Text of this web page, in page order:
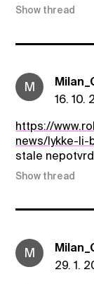
Show thread
M
16. 10.
https://
news/lykke-li-
stale
Show thread
M
29. 1.